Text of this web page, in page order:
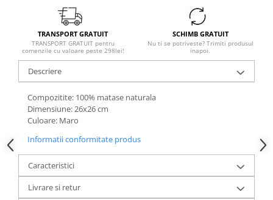
TRANSPORT GRATUIT
TRANSPORT GRATUIT pentru
comenzile cu valoare peste 298lei!
SCHIMB GRATUIT
Nu ti se potriveste? Trimiti produsul
inapoi.
Descriere
Compozitite: 100% matase naturala
Dimensiune: 26x26 cm
Culoare: Maro
Informatii conformitate produs
Caracteristici
Livrare si retur